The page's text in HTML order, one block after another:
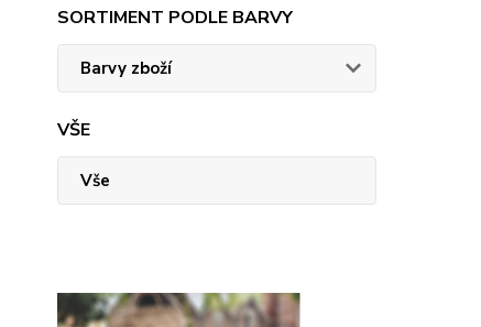
SORTIMENT PODLE BARVY
Barvy zboží
VŠE
Vše